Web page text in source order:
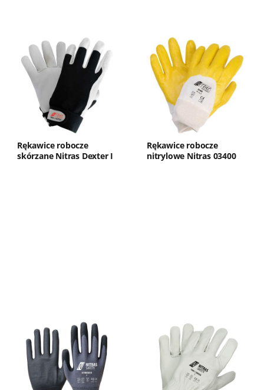
Rękawice robocze
skórzane Nitras Dexter I
Rękawice robocze
nitrylowe Nitras 03400